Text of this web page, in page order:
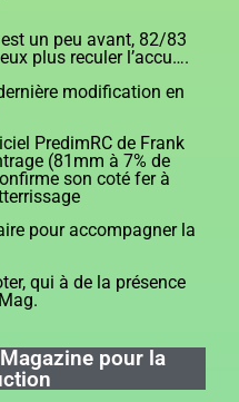
un peu avant, 82/83
plus reculer l’accu….
modification en
PredimRC de Frank
(81mm à 7% de
son coté fer à
pour accompagner la
qui à de la présence
pour la